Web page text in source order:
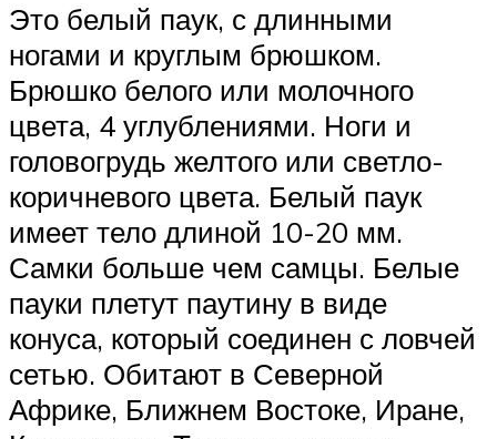
Это белый паук, с длинными
ногами и круглым брюшком.
Брюшко белого или молочного
цвета, 4 углублениями. Ноги и
головогрудь желтого или светло-
коричневого цвета. Белый паук
имеет тело длиной 10-20 мм.
Самки больше чем самцы. Белые
пауки плетут паутину в виде
конуса, который соединен с ловчей
сетью. Обитают в Северной
Африке, Ближнем Востоке, Иране,